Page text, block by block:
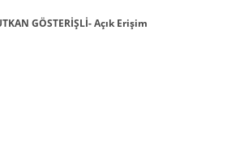
GÖSTERİŞLİ- Açık Erişim